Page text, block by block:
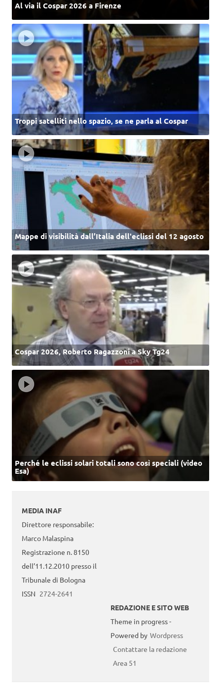
Al via il Cospar 2026 a Firenze
Troppi satelliti nello spazio, se ne parla al Cospar
Mappe di visibilità dall’Italia dell'eclissi del 12 agosto
Cospar 2026, Roberto Ragazzoni a Sky Tg24
Perché le eclissi solari totali sono così speciali (video
Esa)
MEDIA INAF
Direttore responsabile:
Marco Malaspina
Registrazione n. 8150
dell’11.12.2010 presso il
Tribunale di Bologna
ISSN 2724-2641
REDAZIONE E SITO WEB
Theme in progress -
Powered by Wordpress
Contattare la redazione
Area 51